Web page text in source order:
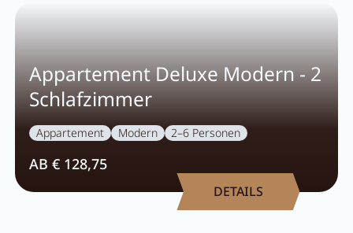
Wohnen
Zimmer
Appartement Deluxe Modern - 2
Schlafzimmer
Appartement Modern 2–6 Personen
AB € 128,75
DETAILS